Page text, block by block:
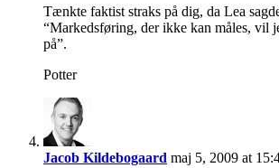
Tænkte faktist straks på dig, da Lea
“Markedsføring, der ikke kan måles, vil
på”.
Potter
Jacob Kildebogaard maj 5, 2009 at